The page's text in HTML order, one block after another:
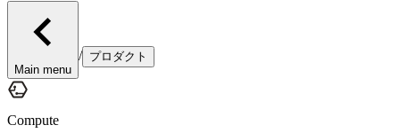
Main menu
/ プロダクト
Compute